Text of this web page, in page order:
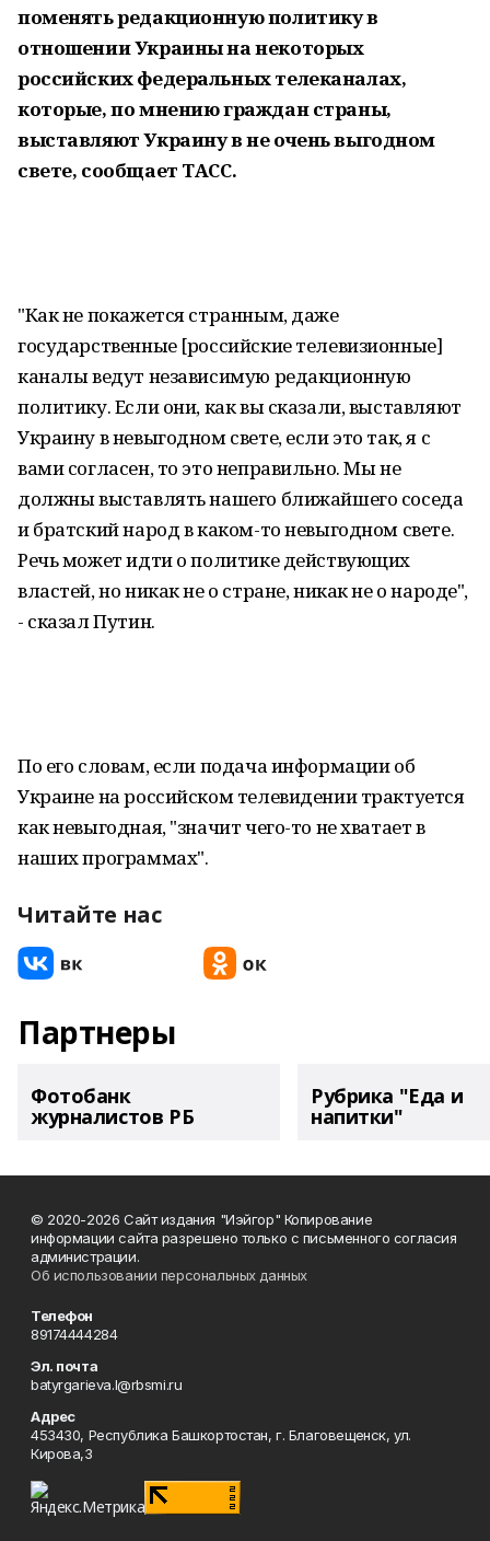
поменять редакционную политику в
отношении Украины на некоторых
российских федеральных телеканалах,
которые, по мнению граждан страны,
выставляют Украину в не очень выгодном
свете, сообщает ТАСС.
"Как не покажется странным, даже
государственные [российские телевизионные]
каналы ведут независимую редакционную
политику. Если они, как вы сказали, выставляют
Украину в невыгодном свете, если это так, я с
вами согласен, то это неправильно. Мы не
должны выставлять нашего ближайшего соседа
и братский народ в каком-то невыгодном свете.
Речь может идти о политике действующих
властей, но никак не о стране, никак не о народе",
- сказал Путин.
По его словам, если подача информации об
Украине на российском телевидении трактуется
как невыгодная, "значит чего-то не хватает в
наших программах".
Читайте нас
Партнеры
Фотобанк
журналистов РБ
Рубрика "Еда и
напитки"
© 2020-2026 Сайт издания "Иэйгор" Копирование
информации сайта разрешено только с письменного согласия
администрации.
Об использовании персональных данных
Телефон
89174444284
Эл. почта
batyrgarieva.l@rbsmi.ru
Адрес
453430, Республика Башкортостан, г. Благовещенск, ул.
Кирова,3